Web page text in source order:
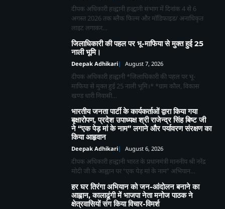
दीपक अधिकारी हल्द्वानी हल्द्वानी संभाग में दिनांक 4 से 6
अगस्त 2026 तक ब्लैक फिल्म और मॉडिफाइड/ अनाधिकृत
लाइट लगाकर…
जिलाधिकारी की पहल पर भू-माफिया से मुक्त हुई 25
नाली भूमि।
Deepak Adhikari August 7, 2026
दीपक अधिकारी हल्द्वानी *जिलाधिकारी की पहल पर भू-
माफिया से मुक्त हुई 25 नाली भूमि।* *ग्राम कौल, विकास
खण्ड धारी निवासी…
भारतीय जनता पार्टी के कार्यकर्ताओं द्वारा किया गया
बृक्षारोपण, प्रदेश उपाध्यक्ष श्री राजेन्द्र सिंह बिष्ट जी
ने “एक पेड़ मां के नाम” लगाने और पर्यावरण संरक्षण का
किया आहृवान
Deepak Adhikari August 6, 2026
दीपक अधिकारी हल्द्वानी भारत के प्रधानमंत्री माननीय श्री नरेंद्र
मोदी जी के आह्वान पर “एक पेड़ मां के नाम” अभियान…
हर घर तिरंगा अभियान को जन-आंदोलन बनाने का
आह्वान, कालाढूंगी में भाजपा नेता मनोज पाठक ने
क्षेत्रवासियों संग किया विचार-विमर्श